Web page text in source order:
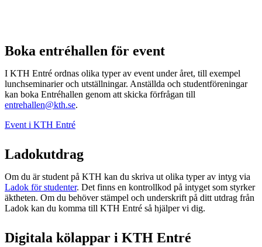
Boka entréhallen för event
I KTH Entré ordnas olika typer av event under året, till exempel
lunchseminarier och utställningar. Anställda och studentföreningar
kan boka Entréhallen genom att skicka förfrågan till
entrehallen@kth.se.
Event i KTH Entré
Ladokutdrag
Om du är student på KTH kan du skriva ut olika typer av intyg via
Ladok för studenter. Det finns en kontrollkod på intyget som styrker
äktheten. Om du behöver stämpel och underskrift på ditt utdrag från
Ladok kan du komma till KTH Entré så hjälper vi dig.
Digitala kölappar i KTH Entré